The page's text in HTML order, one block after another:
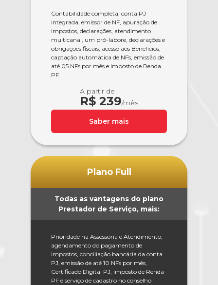
Contabilidade completa, conta PJ
integrada, emissor de NF, apuração de
impostos, declarações, atendimento
multicanal, um pró-labore, declarações e
obrigações fiscais, acesso aos Benefícios,
captação automática de NFs, emissão de
até 05 NFs por mês e Imposto de Renda
PF
A partir de
R$ 239/mês
Saber mais
Plano Full
Todas as vantagens do plano
Prestador de Serviço, mais:
Prioridade na Assessoria e Atendimento,
agendamento do pagamento de
impostos, conciliação bancária da conta
PJ, emissão de até 10 NFs por mês,
Certificado Digital PJ, imposto de Renda
PF e serviço de cadastro no conselho